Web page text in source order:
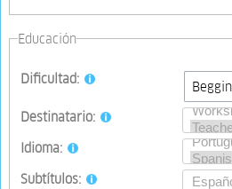
Educación
Dificultad:
Destinatario:
Idioma:
Subtítulos: